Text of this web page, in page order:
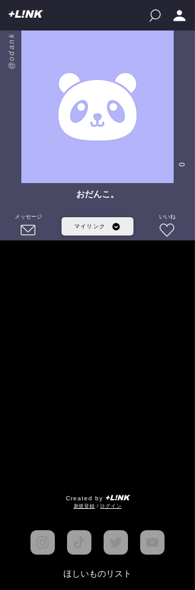
+L!NK
@odank
0
おだんこ。
メッセージ
マイリンク
いいね
Created by +L!NK
​新規登録 / ログイン
ほしいものリスト